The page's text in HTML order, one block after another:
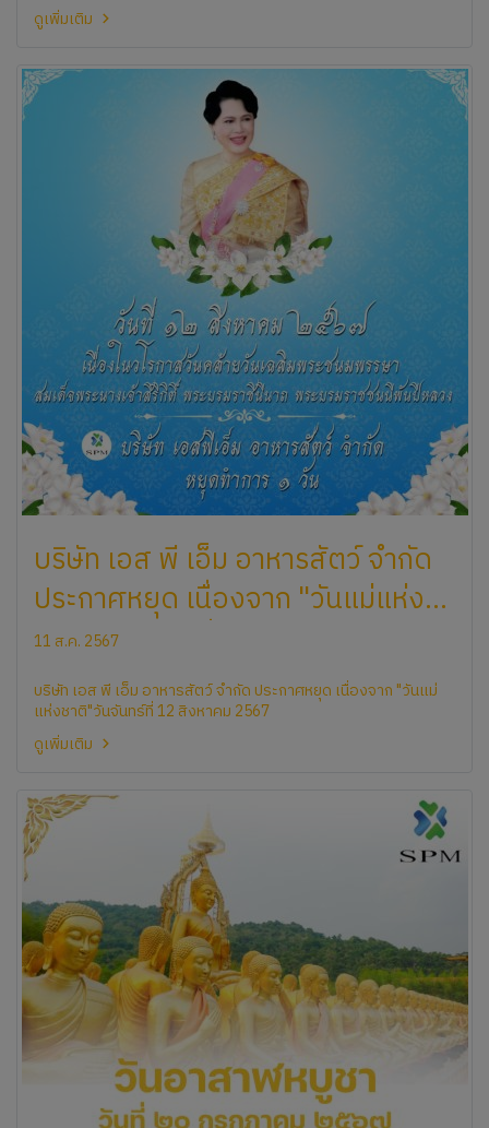
ดูเพิ่มเติม
บริษัท เอส พี เอ็ม อาหารสัตว์ จำกัด
ประกาศหยุด เนื่องจาก "วันแม่แห่ง
ชาติ" วันจันทร์ที่ 12 สิงหาคม 2567
11 ส.ค. 2567
บริษัท เอส พี เอ็ม อาหารสัตว์ จำกัด ประกาศหยุด เนื่องจาก "วันแม่
แห่งชาติ"วันจันทร์ที่ 12 สิงหาคม 2567
ดูเพิ่มเติม